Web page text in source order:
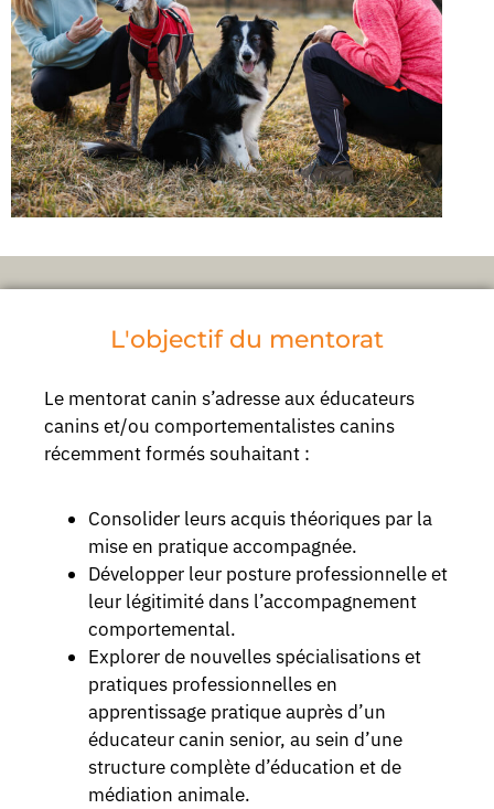
L'objectif du mentorat
Le mentorat canin s’adresse aux éducateurs
canins et/ou comportementalistes canins
récemment formés souhaitant :
Consolider leurs acquis théoriques par la
mise en pratique accompagnée.
Développer leur posture professionnelle et
leur légitimité dans l’accompagnement
comportemental.
Explorer de nouvelles spécialisations et
pratiques professionnelles en
apprentissage pratique auprès d’un
éducateur canin senior, au sein d’une
structure complète d’éducation et de
médiation animale.